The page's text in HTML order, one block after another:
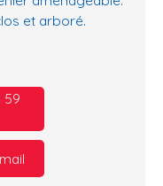
et arboré.
59